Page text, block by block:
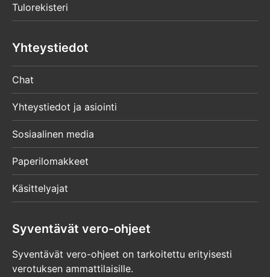
Tulorekisteri
Yhteystiedot
Chat
Yhteystiedot ja asiointi
Sosiaalinen media
Paperilomakkeet
Käsittelyajat
Syventävät vero-ohjeet
Syventävät vero-ohjeet on tarkoitettu erityisesti
verotuksen ammattilaisille.